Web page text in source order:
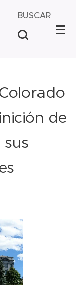
BUSCAR
de